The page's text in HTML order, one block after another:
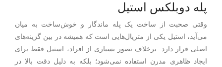
پله دوبلکس استیل
وقتی صحبت از ساخت یک پله ماندگار و خوش‌ساخت به میان
می‌آید، استیل یکی از متریال‌هایی است که همیشه در بین گزینه‌های
اصلی قرار دارد. برخلاف تصور بسیاری از افراد، استیل فقط برای
ایجاد ظاهری مدرن استفاده نمی‌شود؛ بلکه به دلیل دقت بالا در